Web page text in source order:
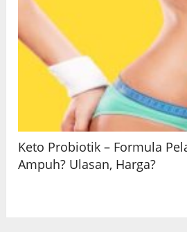
Keto Probiotik – Formula
Ampuh? Ulasan, Harga?